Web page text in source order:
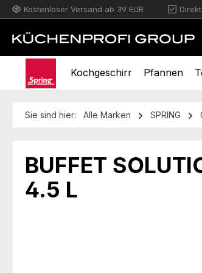
Hauptinhalt springen
Zur Suche springen
Zur Hauptnavigation springen
Kostenloser Versand ab 39 EUR
Kochgeschirr Pfannen
Sie sind hier: Alle Marken SPRING
BUFFET
4.5 L